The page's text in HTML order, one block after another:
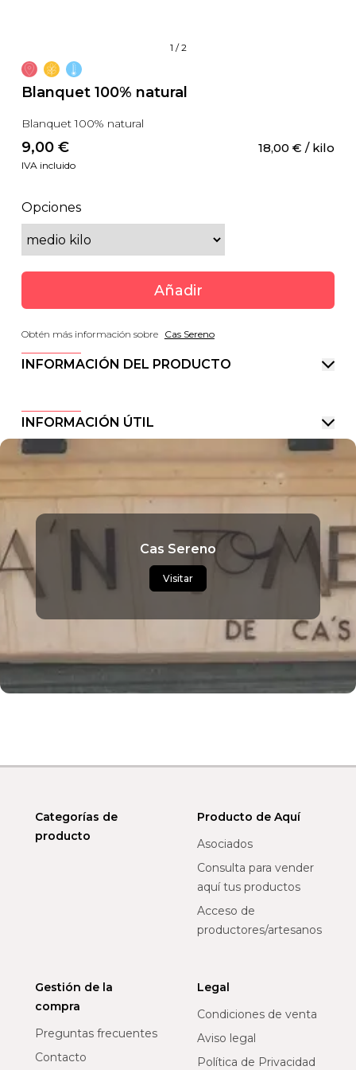
1 /2
Blanquet 100% natural
Blanquet 100% natural
9,00 € 18,00 € / kilo
IVA incluido
Opciones
Añadir
Obtén más información sobre Cas Sereno
INFORMACIÓN DEL PRODUCTO
INFORMACIÓN ÚTIL
Cas Sereno
Visitar
Categorías de
producto
Producto de Aquí
Asociados
Consulta para vender
aquí tus productos
Acceso de
productores/artesanos
Gestión de la
compra
Preguntas frecuentes
Contacto
Legal
Condiciones de venta
Aviso legal
Política de Privacidad